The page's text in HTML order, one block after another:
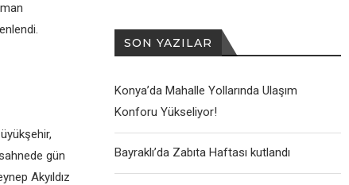
gün
Akyıldız
SON YAZILAR
Konya’da Mahalle Yollarında Ulaşım
Konforu Yükseliyor!
Bayraklı’da Zabıta Haftası kutlandı